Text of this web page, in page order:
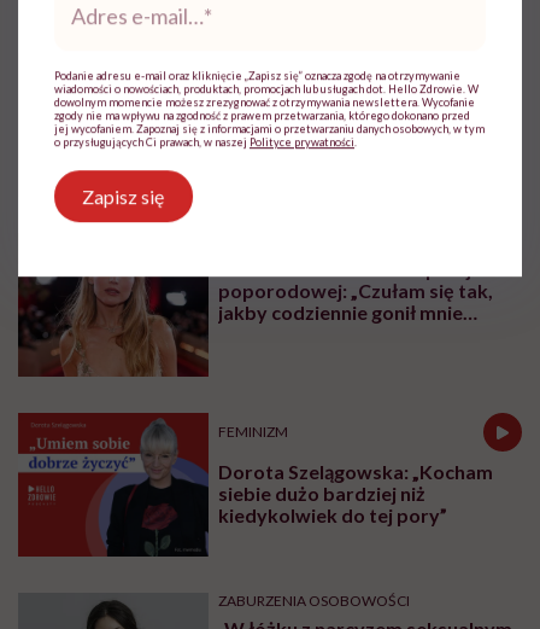
Jak odróżnić, czy mężczyzna cię
pożąda, czy go „tylko”
podniecasz?
poporodowej: „Czułam się tak,
jakby codziennie gonił mnie
FEMINIZM
Dorota Szelągowska: „Kocham
siebie dużo bardziej niż
kiedykolwiek do tej pory”
ZABURZENIA OSOBOWOŚCI
*
Podanie adresu e-mail oraz kliknięcie „Zapisz się” oznacza zgodę na otrzymywanie
wiadomości o nowościach, produktach, promocjach lub usługach dot. Hello Zdrowie. W
dowolnym momencie możesz zrezygnować z otrzymywania newslettera. Wycofanie
zgody nie ma wpływu na zgodność z prawem przetwarzania, którego dokonano przed
jej wycofaniem. Zapoznaj się z informacjami o przetwarzaniu danych osobowych, w tym
o przysługujących Ci prawach, w naszej Polityce prywatności
Zapisz się